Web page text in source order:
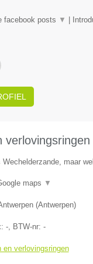
facebook posts ▼
verlovingsringen
maar
maps ▼
(Antwerpen)
-, BTW-nr: -
en verlovingsringen